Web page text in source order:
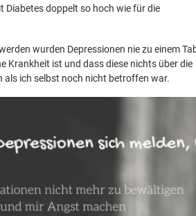
Diabetes doppelt so hoch wie für die
wurden Depressionen nie zu einem
Krankheit ist und dass diese nichts über die
als ich selbst noch nicht betroffen war.